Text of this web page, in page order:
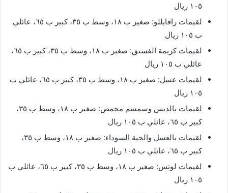
١٠٥ ريال
لقيمات رافايللو: صغير ب ١٨، وسط ب ٣٥، كبير ب ٦٥، عائلي
ب ١٠٥ ريال
لقيمات كريمة الفستق: صغير ب ١٨، وسط ب ٣٥، كبير ب ٦٥،
عائلي ب ١٠٥ ريال
لقيمات عسل: صغير ب ١٨، وسط ب ٣٥، كبير ب ٦٥، عائلي ب
١٠٥ ريال
لقيمات بالدبس وسمسم محمص: صغير ب ١٨، وسط ب ٣٥،
كبير ب ٦٥، عائلي ب ١٠٥ ريال
لقيمات بالعسل والحبة السوداء: صغير ب ١٨، وسط ب ٣٥،
كبير ب ٦٥، عائلي ب ١٠٥ ريال
لقيمات لوتس: صغير ب ١٨، وسط ب ٣٥، كبير ب ٦٥، عائلي ب
١٠٥ ريال